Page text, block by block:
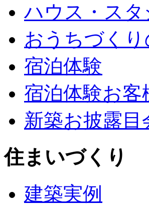
ハウス・スタ
おうちづくり
宿泊体験
宿泊体験お客
新築お披露目
住まいづくり
建築実例